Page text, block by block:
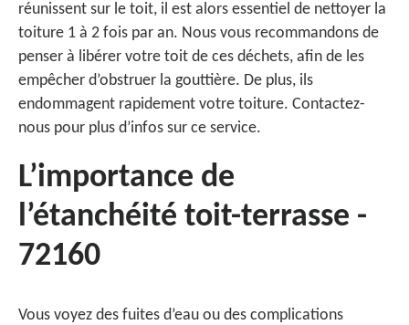
réunissent sur le toit, il est alors essentiel de nettoyer la
toiture 1 à 2 fois par an. Nous vous recommandons de
penser à libérer votre toit de ces déchets, afin de les
empêcher d’obstruer la gouttière. De plus, ils
endommagent rapidement votre toiture. Contactez-
nous pour plus d’infos sur ce service.
L’importance de
l’étanchéité toit-terrasse -
72160
Vous voyez des fuites d’eau ou des complications